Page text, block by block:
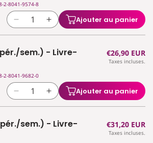
Quadrant
(2
pér./sem.)
-
Livre-
cahier
(2
pér./sem.)
-
Livre-
2-8041-9574-8
Réduire
la
quantité
de
Quadrant
(4
pér./sem.)
-
Livre-
cahier
Augmenter
la
de
(4
pér./sem.)
-
Livre-
Ajouter au panier
sem.) - Livre-
2-8041-9682-0
Prix
habituel
€26,90 EUR
Taxes incluses.
Réduire
la
quantité
de
Augmenter
la
de
Ajouter au panier
sem.) - Livre-
Prix
habituel
€31,20 EUR
Taxes incluses.